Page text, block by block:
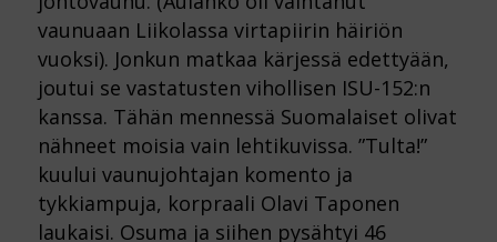
vaunuaan Liikolassa virtapiirin häiriön
vuoksi). Jonkun matkaa kärjessä edettyään,
joutui se vastatusten vihollisen ISU-152:n
kanssa. Tähän mennessä Suomalaiset olivat
nähneet moisia vain lehtikuvissa. ”Tulta!”
kuului vaunujohtajan komento ja
tykkiampuja, korpraali Olavi Taponen
laukaisi. Osuma ja siihen pysähtyi 46